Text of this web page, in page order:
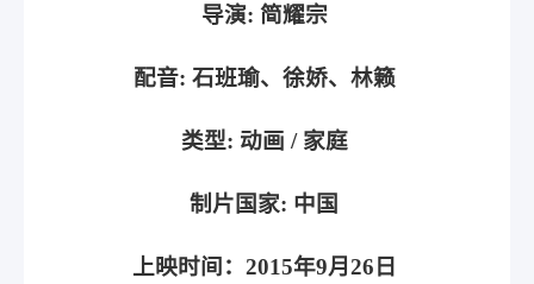
导演: 简耀宗
配音: 石班瑜、徐娇、林籁
类型: 动画 / 家庭
制片国家: 中国
上映时间：2015年9月26日